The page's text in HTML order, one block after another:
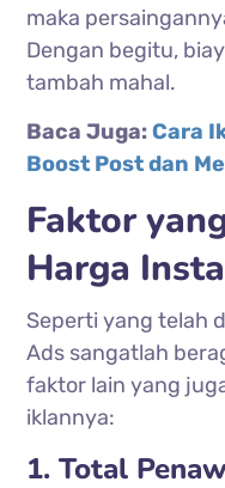
maka
Dengan begitu,
tambah mahal.
Baca Juga:Cara
Boost Post dan
Faktor
Harga
Seperti yang telah
Ads sangatlah
faktor lain yang
iklannya:
1. Total